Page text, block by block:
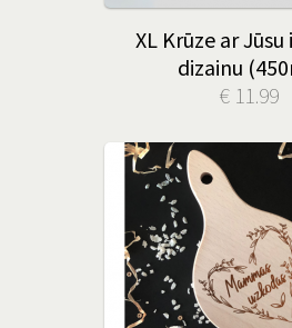
XL Krūze ar
dizainu
€ 11.99